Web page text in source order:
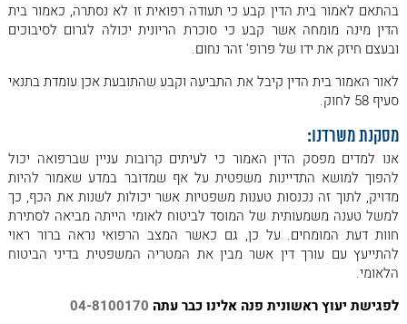
בהתאם לאמור בית הדין קבע כי תעודה רפואית זו לא נסתרה, כאמור בית
הדין מינה מומחה אשר קבע כי סוכרת הריונית יכולה לגרום לסיבוכים
ובעצם חיזק את ידו של פרופ' זהר נחום.
לאור האמור בית הדין קיבל את התביעה וקבע שהתובעת אכן עומדת בתנאי
סעיף 58 לחוק.
מסקנת משרדנו:
אנו למדים מפסק הדין האמור כי לעיתים קרובות עניין שברפואה יכול
להפוך למושא התדיינות משפטית על אף שמדובר במדע שאמור להיות
מדויק, לתוך זה נכנסות טענות משפטיות אשר יכולות לשנות את הכף, כך
למשל טענה משמעותית של המוסד לביטוח לאומי הייתה מביאה לסתירת
חוות דעת המומחים. על כן, גם כאשר המצב הרפואי נראה ברור ראוי
להתייעץ עם עורך דין אשר מבין את המטריה המשפטית בדיני הביטוח
הלאומי.
לפגישת יעוץ ראשונית פנה אלינו כבר עתה 04-8100170